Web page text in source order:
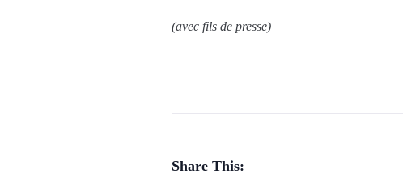
(avec fils de presse)
Share This: